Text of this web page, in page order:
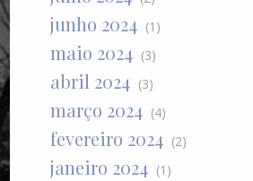
junho 2024 (1)
maio 2024 (3)
abril 2024 (3)
março 2024 (4)
fevereiro 2024 (2)
janeiro 2024 (1)